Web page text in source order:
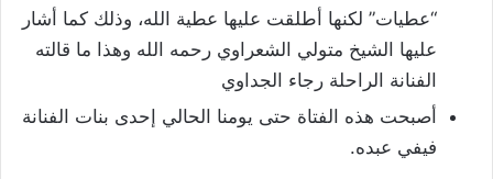
“عطيات” لكنها أطلقت عليها عطية الله، وذلك كما أشار
عليها الشيخ متولي الشعراوي رحمه الله وهذا ما قالته
الفنانة الراحلة رجاء الجداوي
أصبحت هذه الفتاة حتى يومنا الحالي إحدى بنات الفنانة
فيفي عبده.